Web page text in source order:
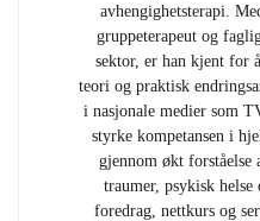
avhengighetsterapi.
gruppeterapeut og
sektor, er han kjent for
teori og praktisk
i nasjonale medier som
styrke kompetansen i
gjennom økt forståelse
traumer, psykisk helse
foredrag, nettkurs og